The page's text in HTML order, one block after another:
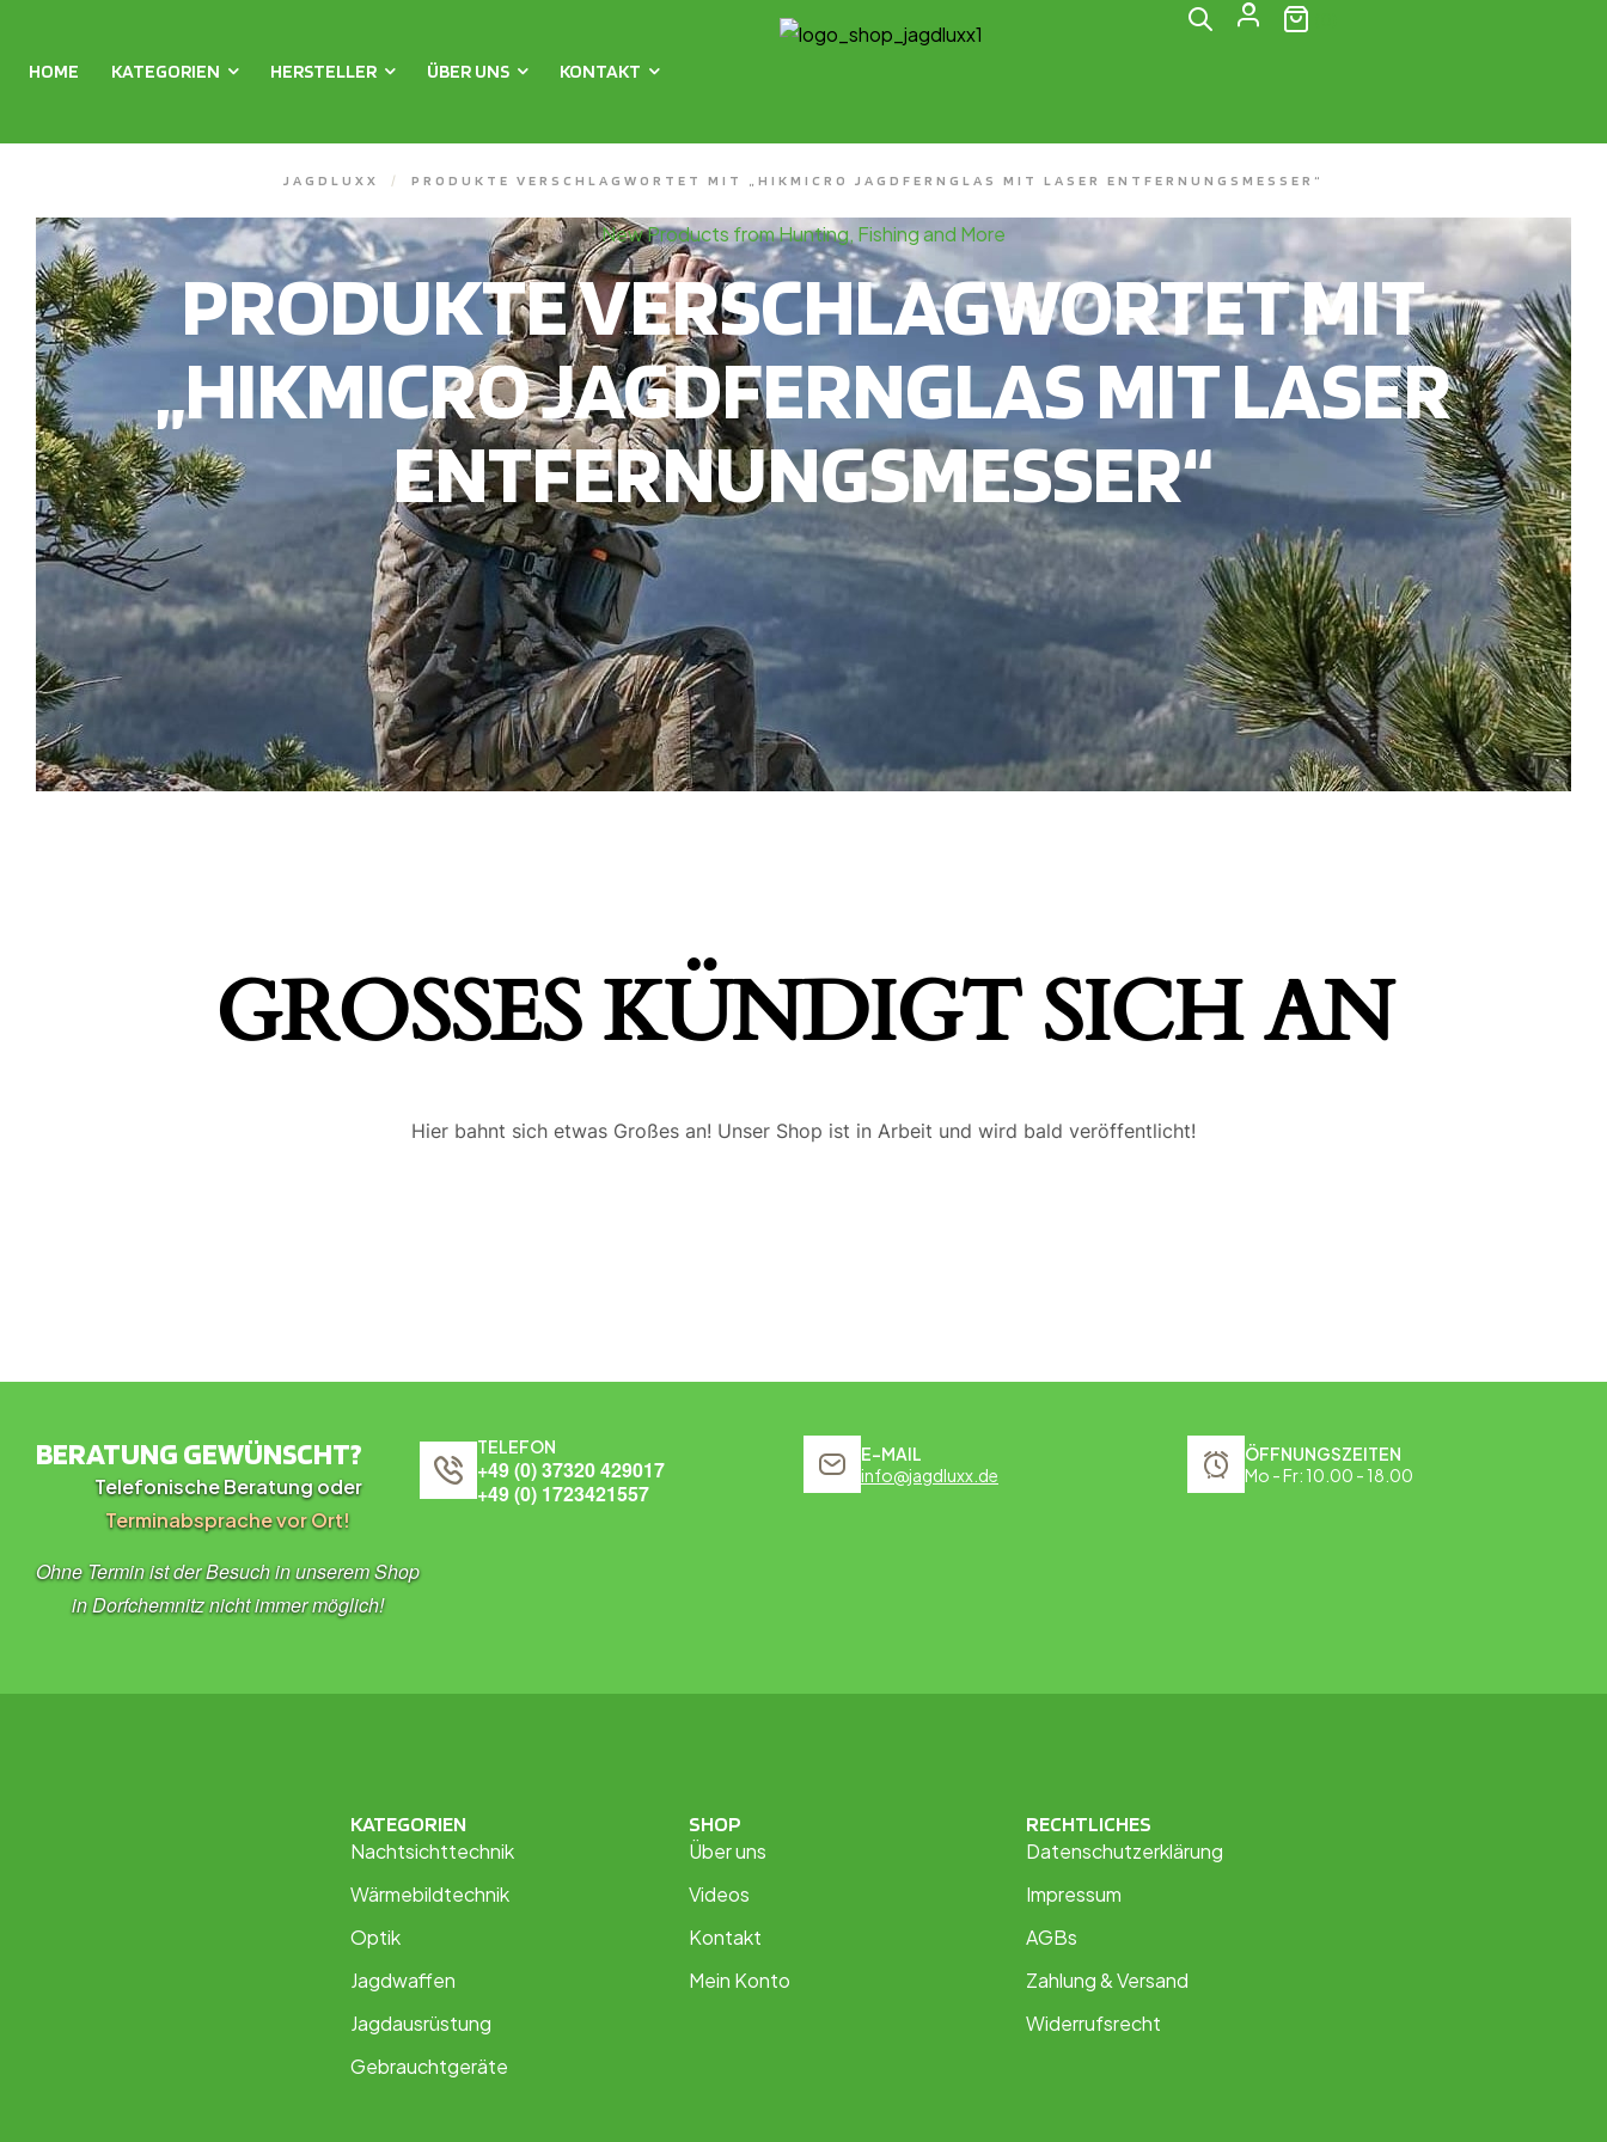
HOME KATEGORIEN HERSTELLER ÜBER UNS KONTAKT
JAGDLUXX / PRODUKTE VERSCHLAGWORTET MIT „HIKMICRO JAGDFERNGLAS MIT LASER ENTFERNUNGSMESSER“
New Products from Hunting, Fishing and More
PRODUKTE VERSCHLAGWORTET MIT
„HIKMICRO JAGDFERNGLAS MIT LASER
ENTFERNUNGSMESSER“
GROSSES KÜNDIGT SICH AN
Hier bahnt sich etwas Großes an! Unser Shop ist in Arbeit und wird bald veröffentlicht!
BERATUNG GEWÜNSCHT?
Telefonische Beratung oder
Terminabsprache vor Ort!
Ohne Termin ist der Besuch in unserem Shop
in Dorfchemnitz nicht immer möglich!
TELEFON
+49 (0) 37320 429017
+49 (0) 1723421557
E-MAIL
info@jagdluxx.de
ÖFFNUNGSZEITEN
Mo - Fr: 10.00 - 18.00
KATEGORIEN
Nachtsichttechnik
Wärmebildtechnik
Optik
Jagdwaffen
Jagdausrüstung
Gebrauchtgeräte
SHOP
Über uns
Videos
Kontakt
Mein Konto
RECHTLICHES
Datenschutzerklärung
Impressum
AGBs
Zahlung & Versand
Widerrufsrecht